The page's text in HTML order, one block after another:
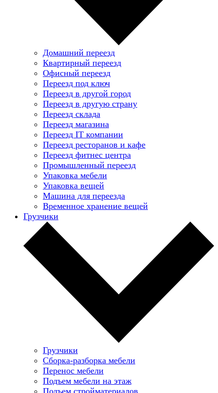
Домашний переезд
Квартирный переезд
Офисный переезд
Переезд под ключ
Переезд в другой город
Переезд в другую страну
Переезд склада
Переезд магазина
Переезд IT компании
Переезд ресторанов и кафе
Переезд фитнес центра
Промышленный переезд
Упаковка мебели
Упаковка вещей
Машина для переезда
Временное хранение вещей
Грузчики
Грузчики
Сборка-разборка мебели
Перенос мебели
Подъем мебели на этаж